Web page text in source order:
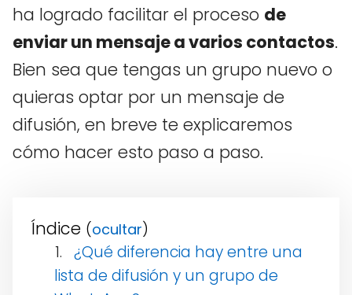
ha logrado facilitar el proceso de
enviar un mensaje a varios contactos.
Bien sea que tengas un grupo nuevo o
quieras optar por un mensaje de
difusión, en breve te explicaremos
cómo hacer esto paso a paso.
Índice ( )
¿Qué diferencia hay entre una
lista de difusión y un grupo de